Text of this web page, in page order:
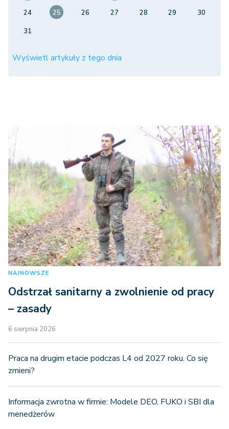
24
25 26 27 28 29
30
31
Wyświetl artykuły z tego dnia
NAJNOWSZE
Odstrzał sanitarny a zwolnienie od pracy
– zasady
6 sierpnia 2026
Praca na drugim etacie podczas L4 od 2027 roku. Co się
zmieni?
Informacja zwrotna w firmie: Modele DEO, FUKO i SBI dla
menedżerów